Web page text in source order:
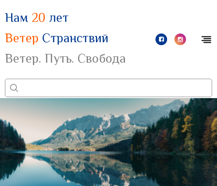
Нам 20 лет
Ветер Странствий
Ветер. Путь. Свобода